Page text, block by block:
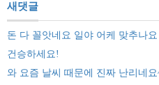
새댓글
돈 다 꼴앗네요 일야 어케 맞추나요
건승하세요!
와 요즘 날씨 때문에 진짜 난리네요